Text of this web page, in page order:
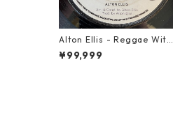
Alton Ellis - Reggae With
You【7-21781】
¥99,999